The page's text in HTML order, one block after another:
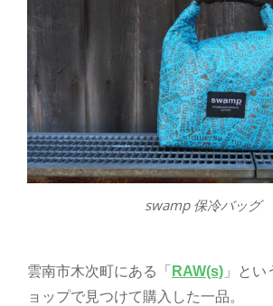
swamp 保冷バッグ
雲南市木次町にある「 RAW(s) 」と
ョップで見つけて購入した一品。